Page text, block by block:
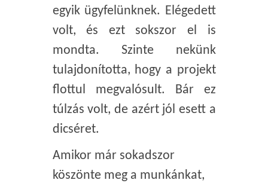
egyik ügyfelünknek. Elégedett
volt, és ezt sokszor el is
mondta. Szinte nekünk
tulajdonította, hogy a projekt
flottul megvalósult. Bár ez
túlzás volt, de azért jól esett a
dicséret.
Amikor már sokadszor
köszönte meg a munkánkat,